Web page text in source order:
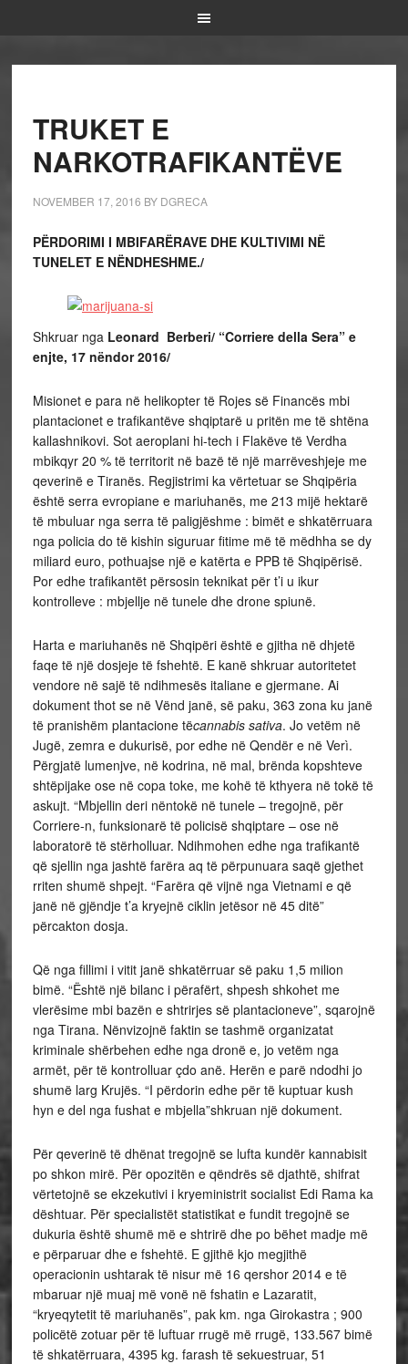
TRUKET E
NARKOTRAFIKANTËVE
NOVEMBER 17, 2016 BY DGRECA
PËRDORIMI I MBIFARËRAVE DHE KULTIVIMI NË
TUNELET E NËNDHESHME./
Shkruar nga Leonard Berberi/ “Corriere della Sera” e
enjte, 17 nëndor 2016/
Misionet e para në helikopter të Rojes së Financës mbi
plantacionet e trafikantëve shqiptarë u pritën me të shtëna
kallashnikovi. Sot aeroplani hi-tech i Flakëve të Verdha
mbikqyr 20 % të territorit në bazë të një marrëveshjeje me
qeverinë e Tiranës. Regjistrimi ka vërtetuar se Shqipëria
është serra evropiane e mariuhanës, me 213 mijë hektarë
të mbuluar nga serra të paligjëshme : bimët e shkatërruara
nga policia do të kishin siguruar fitime më të mëdhha se dy
miliard euro, pothuajse një e katërta e PPB të Shqipërisë.
Por edhe trafikantët përsosin teknikat për t’i u ikur
kontrolleve : mbjellje në tunele dhe drone spiunë.
Harta e mariuhanës në Shqipëri është e gjitha në dhjetë
faqe të një dosjeje të fshehtë. E kanë shkruar autoritetet
vendore në sajë të ndihmesës italiane e gjermane. Ai
dokument thot se në Vënd janë, së paku, 363 zona ku janë
të pranishëm plantacione tëcannabis sativa. Jo vetëm në
Jugë, zemra e dukurisë, por edhe në Qendër e në Verì.
Përgjatë lumenjve, në kodrina, në mal, brënda kopshteve
shtëpijake ose në copa toke, me kohë të kthyera në tokë të
askujt. “Mbjellin deri nëntokë në tunele – tregojnë, për
Corriere-n, funksionarë të policisë shqiptare – ose në
laboratorë të stërholluar. Ndihmohen edhe nga trafikantë
që sjellin nga jashtë farëra aq të përpunuara saqë gjethet
rriten shumë shpejt. “Farëra që vijnë nga Vietnami e që
janë në gjëndje t’a kryejnë ciklin jetësor në 45 ditë”
përcakton dosja.
Që nga fillimi i vitit janë shkatërruar së paku 1,5 milion
bimë. “Është një bilanc i përafërt, shpesh shkohet me
vlerësime mbi bazën e shtrirjes së plantacioneve”, sqarojnë
nga Tirana. Nënvizojnë faktin se tashmë organizatat
kriminale shërbehen edhe nga dronë e, jo vetëm nga
armët, për të kontrolluar çdo anë. Herën e parë ndodhi jo
shumë larg Krujës. “I përdorin edhe për të kuptuar kush
hyn e del nga fushat e mbjella”shkruan një dokument.
Për qeverinë të dhënat tregojnë se lufta kundër kannabisit
po shkon mirë. Për opozitën e qëndrës së djathtë, shifrat
vërtetojnë se ekzekutivi i kryeministrit socialist Edi Rama ka
dështuar. Për specialistët statistikat e fundit tregojnë se
dukuria është shumë më e shtrirë dhe po bëhet madje më
e përparuar dhe e fshehtë. E gjithë kjo megjithë
operacionin ushtarak të nisur më 16 qershor 2014 e të
mbaruar një muaj më vonë në fshatin e Lazaratit,
“kryeqytetit të mariuhanës”, pak km. nga Girokastra ; 900
policëtë zotuar për të luftuar rrugë më rrugë, 133.567 bimë
të shkatërruara, 4395 kg. farash të sekuestruar, 51